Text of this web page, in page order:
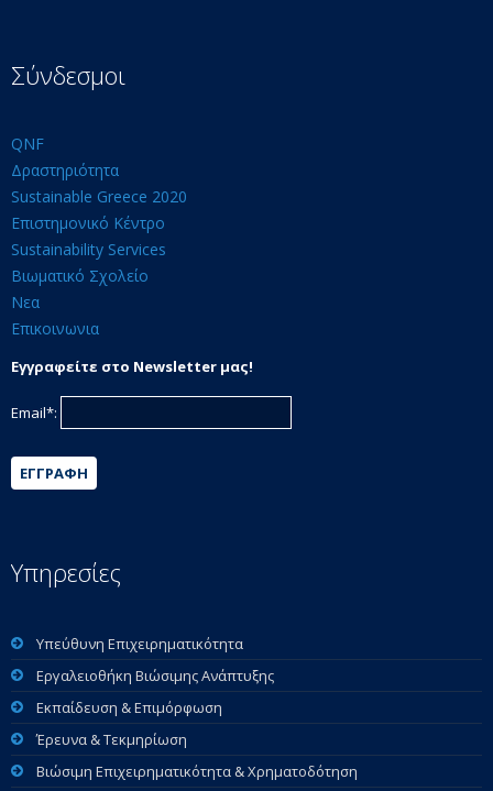
Σύνδεσμοι
QNF
Δραστηριότητα
Sustainable Greece 2020
Επιστημονικό Κέντρο
Sustainability Services
Βιωματικό Σχολείο
Νεα
Επικοινωνια
Εγγραφείτε στο Newsletter μας!
Email*:
ΕΓΓΡΑΦΉ
Υπηρεσίες
Υπεύθυνη Επιχειρηματικότητα
Εργαλειοθήκη Βιώσιμης Ανάπτυξης
Εκπαίδευση & Επιμόρφωση
Έρευνα & Τεκμηρίωση
Βιώσιμη Επιχειρηματικότητα & Χρηματοδότηση